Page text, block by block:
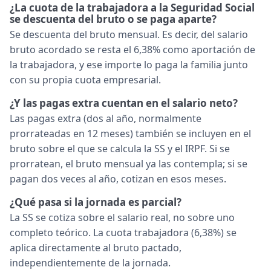
¿La cuota de la trabajadora a la Seguridad Social
se descuenta del bruto o se paga aparte?
Se descuenta del bruto mensual. Es decir, del salario
bruto acordado se resta el 6,38% como aportación de
la trabajadora, y ese importe lo paga la familia junto
con su propia cuota empresarial.
¿Y las pagas extra cuentan en el salario neto?
Las pagas extra (dos al año, normalmente
prorrateadas en 12 meses) también se incluyen en el
bruto sobre el que se calcula la SS y el IRPF. Si se
prorratean, el bruto mensual ya las contempla; si se
pagan dos veces al año, cotizan en esos meses.
¿Qué pasa si la jornada es parcial?
La SS se cotiza sobre el salario real, no sobre uno
completo teórico. La cuota trabajadora (6,38%) se
aplica directamente al bruto pactado,
independientemente de la jornada.